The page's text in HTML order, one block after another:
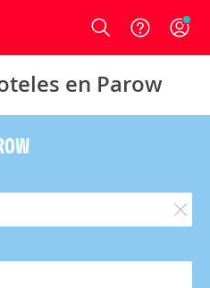
Login
en Parow